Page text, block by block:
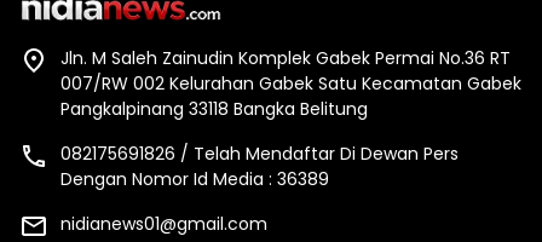
Jln. M Saleh Zainudin Komplek Gabek Permai No.36 RT
007/RW 002 Kelurahan Gabek Satu Kecamatan Gabek
Pangkalpinang 33118 Bangka Belitung
082175691826 / Telah Mendaftar Di Dewan Pers
Dengan Nomor Id Media : 36389
nidianews01@gmail.com